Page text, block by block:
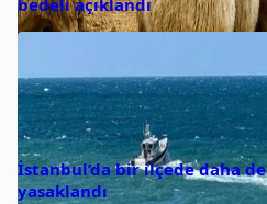
bedeli açıklandı
İstanbul’da bir ilçede daha
yasaklandı